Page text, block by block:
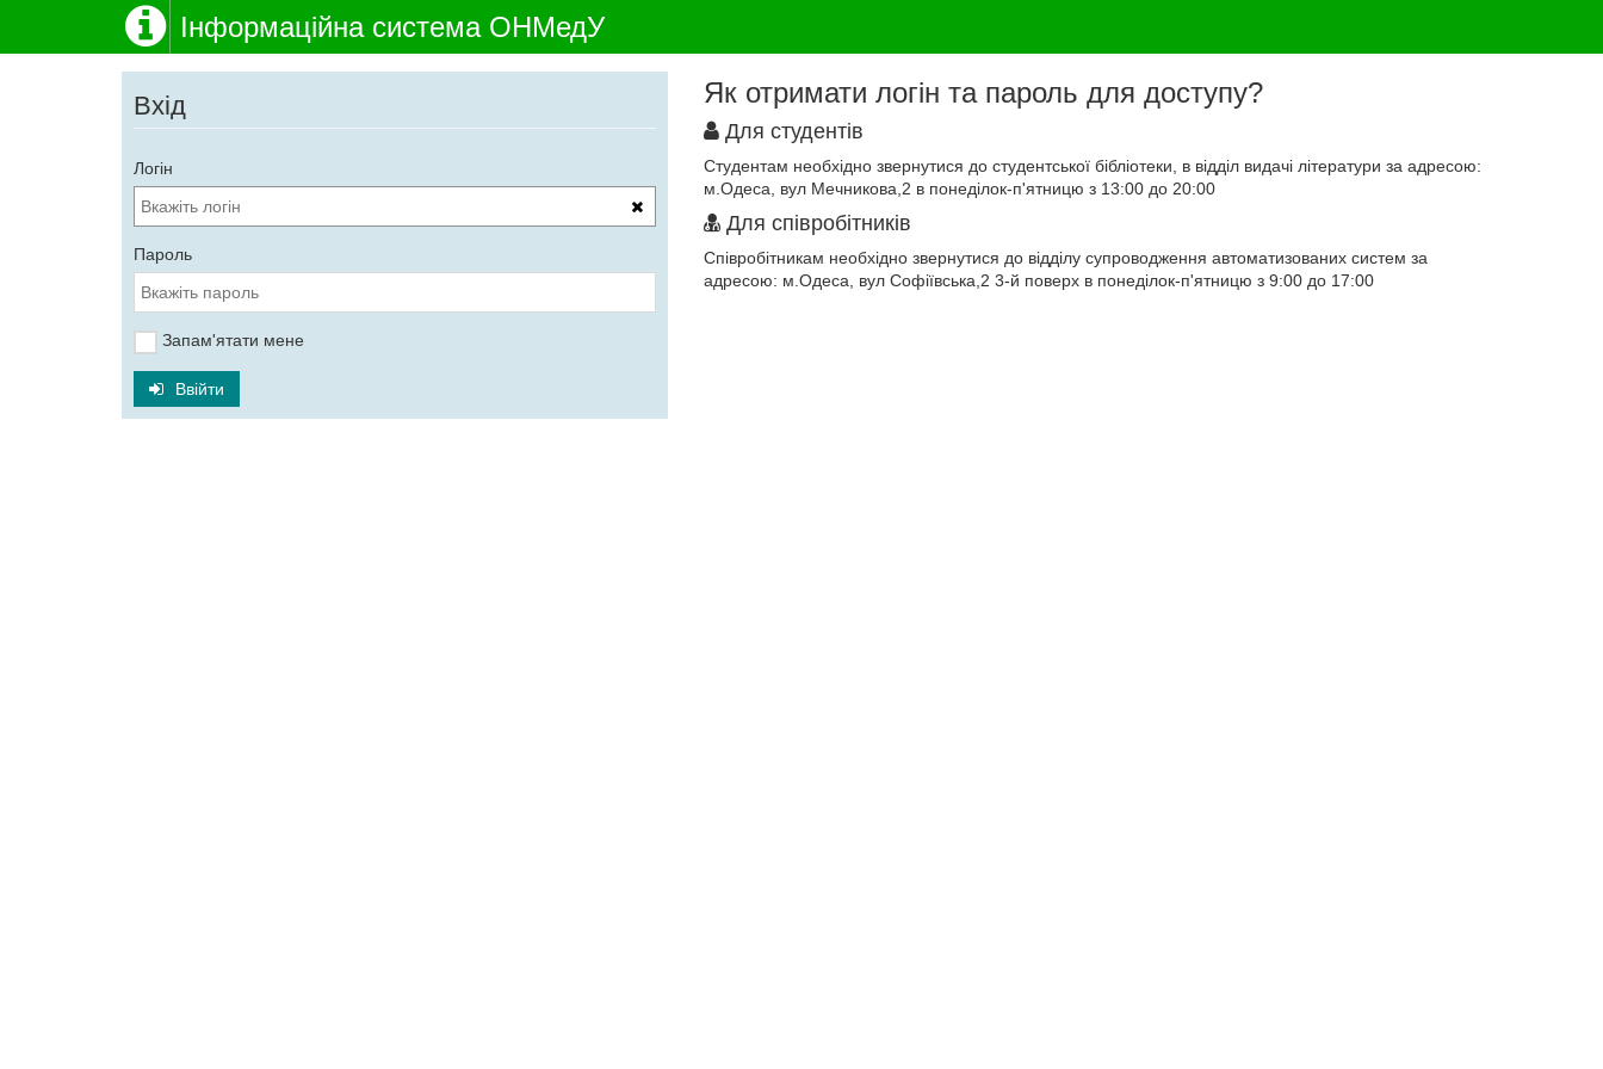
Інформаційна система ОНМедУ
Вхід
Логін
Пароль
Запам'ятати мене
Ввійти
Як отримати логін та пароль для доступу?
Для студентів
Студентам необхідно звернутися до студентської бібліотеки, в відділ видачі літератури за адресою:
м.Одеса, вул Мечникова,2 в понеділок-п'ятницю з 13:00 до 20:00
Для співробітників
Співробітникам необхідно звернутися до відділу супроводження автоматизованих систем за
адресою: м.Одеса, вул Софіївська,2 3-й поверх в понеділок-п'ятницю з 9:00 до 17:00